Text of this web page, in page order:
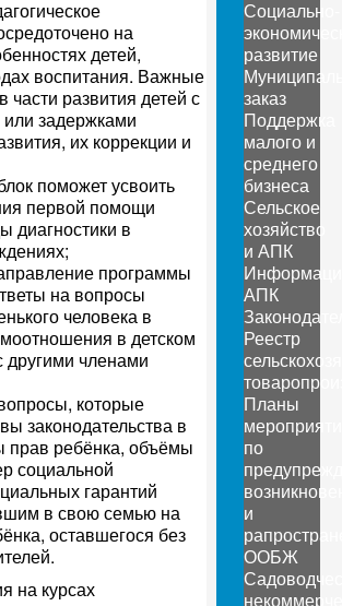
на
детей,
воспитания. Важные
части развития детей с
задержками
их коррекции и
поможет усвоить
первой помощи
диагностики в
программы
на вопросы
человека в
в детском
другими членами
которые
законодательства в
прав ребёнка, объёмы
социальной
гарантий
в свою семью на
оставшегося без
на курсах
Социально-
развитие
заказ
Поддержка
малого и
среднего
бизнеса
Сельское
хозяйство
и АПК
АПК
Реестр
Планы
по
и
ООБЖ